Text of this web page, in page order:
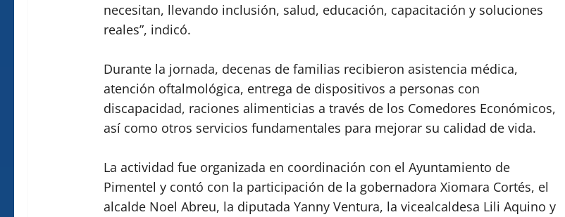
necesitan, llevando inclusión, salud, educación, capacitación y soluciones
reales”, indicó.
Durante la jornada, decenas de familias recibieron asistencia médica,
atención oftalmológica, entrega de dispositivos a personas con
discapacidad, raciones alimenticias a través de los Comedores Económicos,
así como otros servicios fundamentales para mejorar su calidad de vida.
La actividad fue organizada en coordinación con el Ayuntamiento de
Pimentel y contó con la participación de la gobernadora Xiomara Cortés, el
alcalde Noel Abreu, la diputada Yanny Ventura, la vicealcaldesa Lili Aquino y